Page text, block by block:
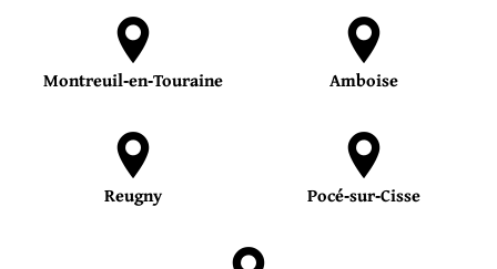
Montreuil‑en‑Touraine Amboise
Reugny Pocé‑sur‑Cisse